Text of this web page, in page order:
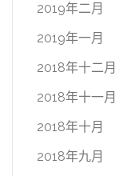
2019年二月
2019年一月
2018年十二月
2018年十一月
2018年十月
2018年九月